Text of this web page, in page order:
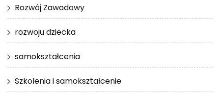
Rozwój Zawodowy
rozwoju dziecka
samokształcenia
Szkolenia i samokształcenie